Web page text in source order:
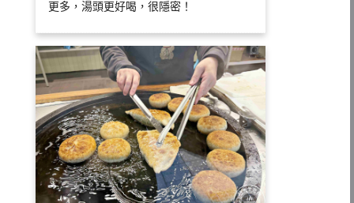
更多，湯頭更好喝，很隱密！